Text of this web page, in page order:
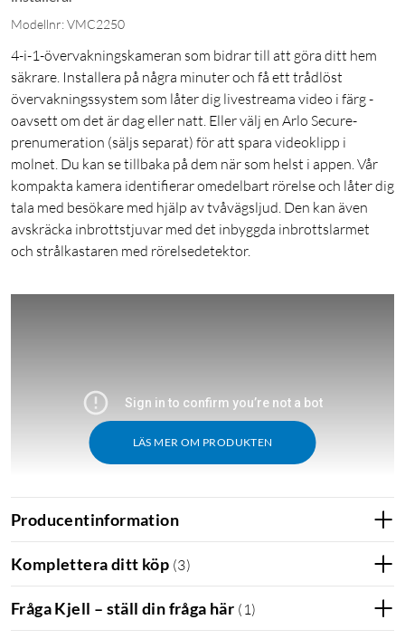
Modellnr: VMC2250
4-i-1-övervakningskameran som bidrar till att göra ditt hem
säkrare. Installera på några minuter och få ett trådlöst
övervakningssystem som låter dig livestreama video i färg -
oavsett om det är dag eller natt. Eller välj en Arlo Secure-
prenumeration (säljs separat) för att spara videoklipp i
molnet. Du kan se tillbaka på dem när som helst i appen. Vår
kompakta kamera identifierar omedelbart rörelse och låter dig
tala med besökare med hjälp av tvåvägsljud. Den kan även
avskräcka inbrottstjuvar med det inbyggda inbrottslarmet
och strålkastaren med rörelsedetektor.
LÄS MER OM PRODUKTEN
Funktioner
Bluetooth-installation – installera på några få minuter
Producentinformation
Komplettera ditt köp (3)
Fråga Kjell – ställ din fråga här ( 1 )